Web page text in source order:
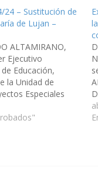
24 – Sustitución de
de Lujan –
ALTAMIRANO,
Ejecutivo
Educación,
la Unidad de
Especiales
recursos
obra "Sustitución